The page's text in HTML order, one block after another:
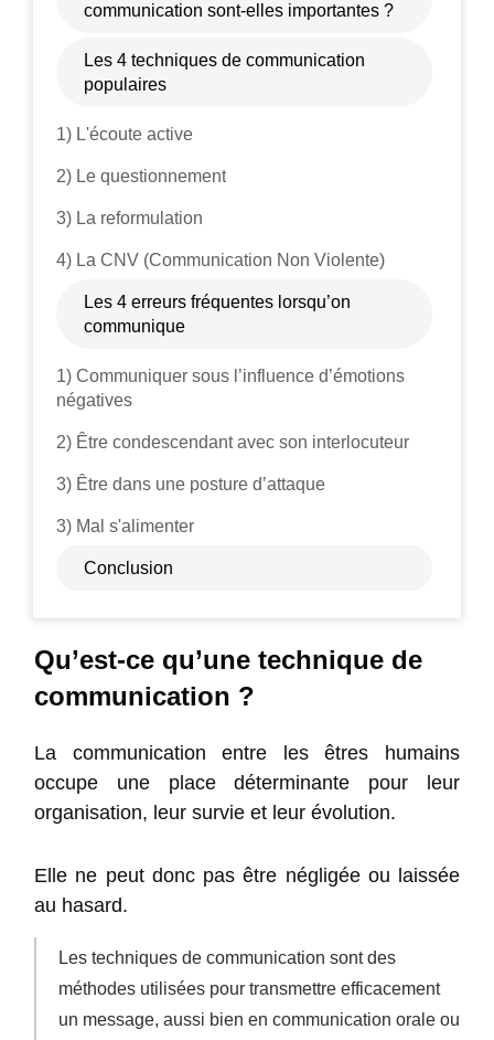
communication sont-elles importantes ?
Les 4 techniques de communication
populaires
1) L'écoute active
2) Le questionnement
3) La reformulation
4) La CNV (Communication Non Violente)
Les 4 erreurs fréquentes lorsqu’on
communique
1) Communiquer sous l’influence d’émotions
négatives
2) Être condescendant avec son interlocuteur
3) Être dans une posture d’attaque
3) Mal s'alimenter
Conclusion
Qu’est-ce qu’une technique de
communication ?
La communication entre les êtres humains
occupe une place déterminante pour leur
organisation, leur survie et leur évolution.
Elle ne peut donc pas être négligée ou laissée
au hasard.
Les techniques de communication sont des
méthodes utilisées pour transmettre efficacement
un message, aussi bien en communication orale ou